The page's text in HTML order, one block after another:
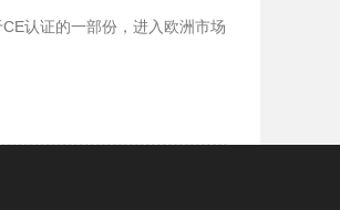
认证的一部份，进入欧洲市场